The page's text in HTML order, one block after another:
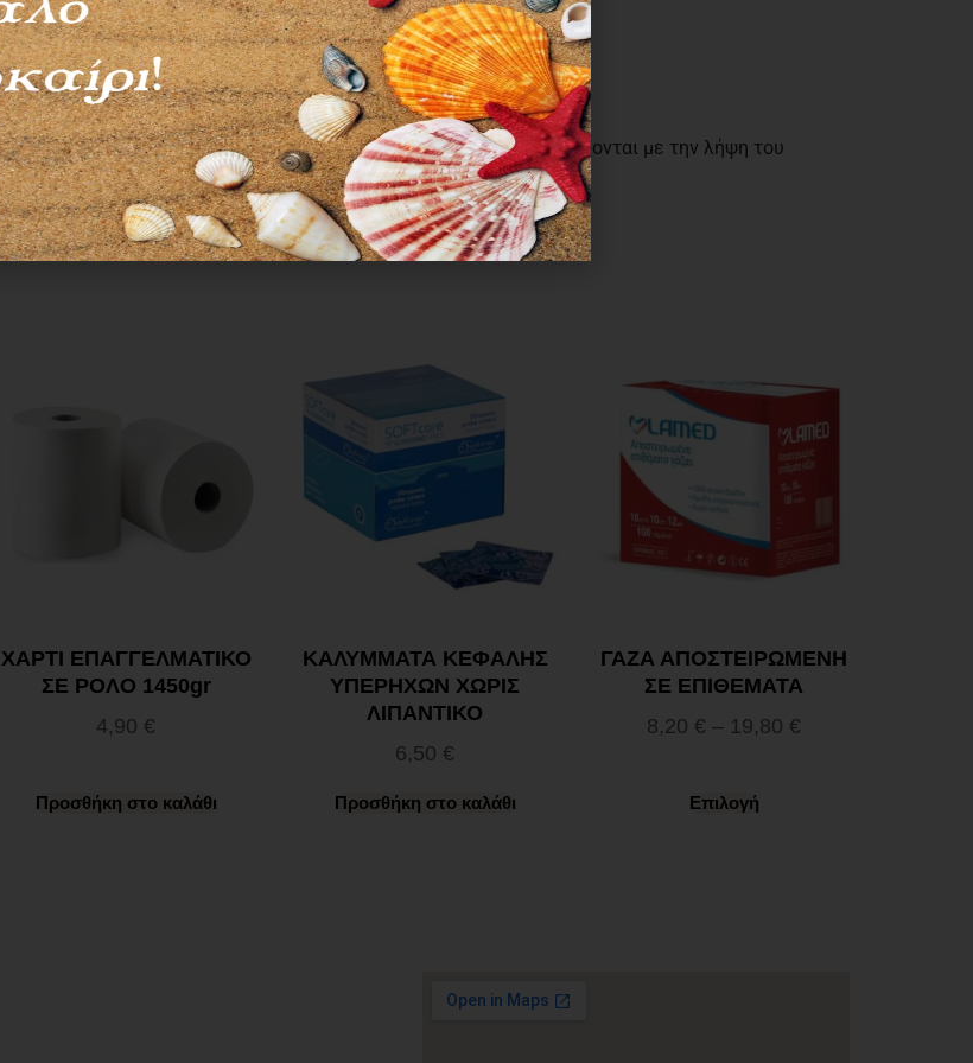
Προσθήκη στο καλάθι
Οι τελικές τιμές και η διαθεσιμότητα των προϊόντων επιβεβαιώνονται με την λήψη του
προτιμολογίου και ενδέχεται να αλλάξουν χωρίς ειδοποίηση.
ΧΑΡΤΙ ΕΠΑΓΓΕΛΜΑΤΙΚΟ
ΣΕ ΡΟΛΟ 1450gr
4,90 €
Προσθήκη στο καλάθι
ΚΑΛΥΜΜΑΤΑ ΚΕΦΑΛΗΣ
ΥΠΕΡΗΧΩΝ ΧΩΡΙΣ
ΛΙΠΑΝΤΙΚΟ
6,50 €
Προσθήκη στο καλάθι
ΓΑΖΑ ΑΠΟΣΤΕΙΡΩΜΕΝΗ
ΣΕ ΕΠΙΘΕΜΑΤΑ
8,20 € – 19,80 €
Επιλογή